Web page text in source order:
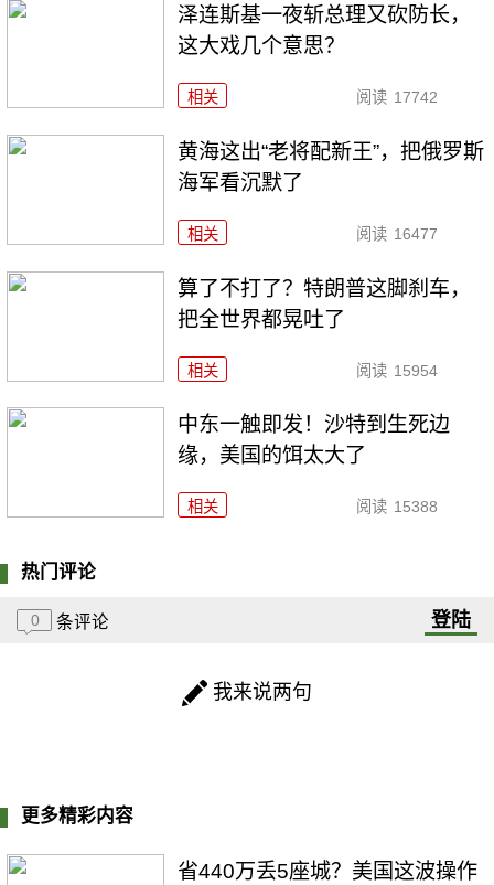
泽连斯基一夜斩总理又砍防长，
这大戏几个意思？
相关 阅读 17742
黄海这出“老将配新王”，把俄罗斯
海军看沉默了
相关 阅读 16477
算了不打了？特朗普这脚刹车，
把全世界都晃吐了
相关 阅读 15954
中东一触即发！沙特到生死边
缘，美国的饵太大了
相关 阅读 15388
热门评论
0 条评论 登陆
我来说两句
更多精彩内容
省440万丢5座城？美国这波操作